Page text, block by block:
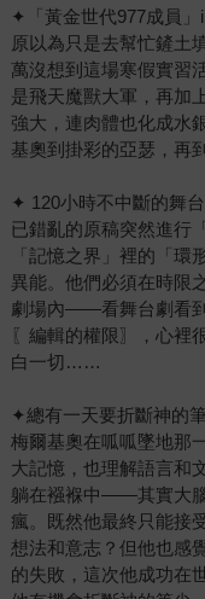
✦「黃金世代977成員
原以為只是去幫忙鏟土
萬沒想到這場寒假實習
是飛天魔獸大軍，再加
強大，連肉體也化成
基奧到掛彩的亞瑟，再
✦ 120小時不中斷的舞
已錯亂的原稿突然進行
「記憶之界」裡的「
異能。他們必須在時限
劇場內——看舞台劇看
〖編輯的權限〗，心裡
白一切……
✦總有一天要折斷神的
梅爾基奧在呱呱墜地那
大記憶，也理解語言和
躺在襁褓中——其實大
瘋。既然他最終只能接
想法和意志？但他也
的失敗，這次他成功